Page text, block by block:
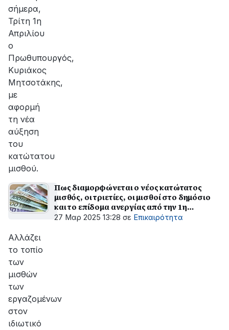
σήμερα,
Τρίτη 1η
Απριλίου
ο
Πρωθυπουργός,
Κυριάκος
Μητσοτάκης,
με
αφορμή
τη νέα
αύξηση
του
κατώτατου
μισθού.
Πως διαμορφώνεται ο νέος κατώτατος
μισθός, οι τριετίες, οι μισθοί στο δημόσιο
και το επίδομα ανεργίας από την 1η
Απριλίου 2025
27 Μαρ 2025 13:28 σε Επικαιρότητα
Αλλάζει
το τοπίο
των
μισθών
των
εργαζομένων
στον
ιδιωτικό